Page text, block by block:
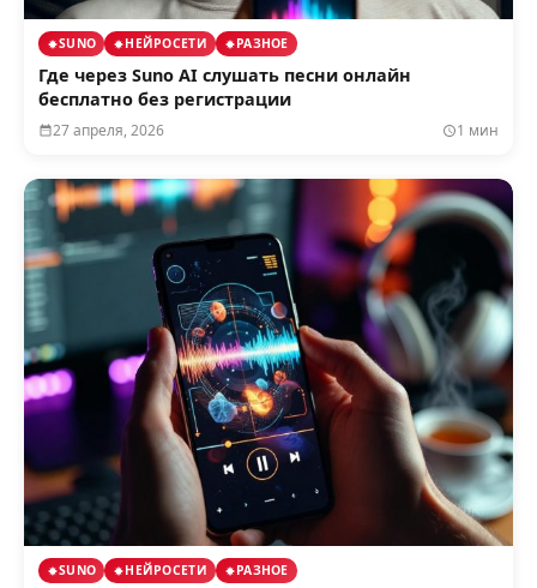
SUNO НЕЙРОСЕТИ РАЗНОЕ
Где через Suno AI слушать песни онлайн
бесплатно без регистрации
27 апреля, 2026 1 мин
SUNO НЕЙРОСЕТИ РАЗНОЕ